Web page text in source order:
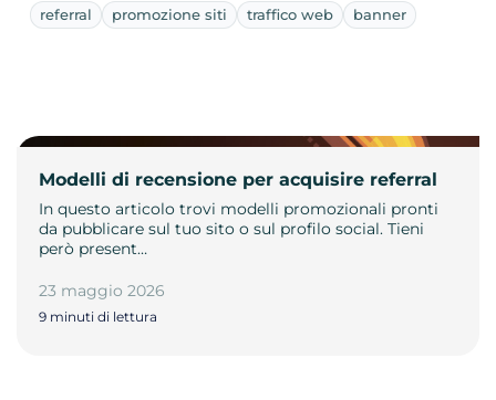
referral promozione siti traffico web banner
Modelli di recensione per acquisire referral
In questo articolo trovi modelli promozionali pronti
da pubblicare sul tuo sito o sul profilo social. Tieni
però present…
23 maggio 2026
9 minuti di lettura